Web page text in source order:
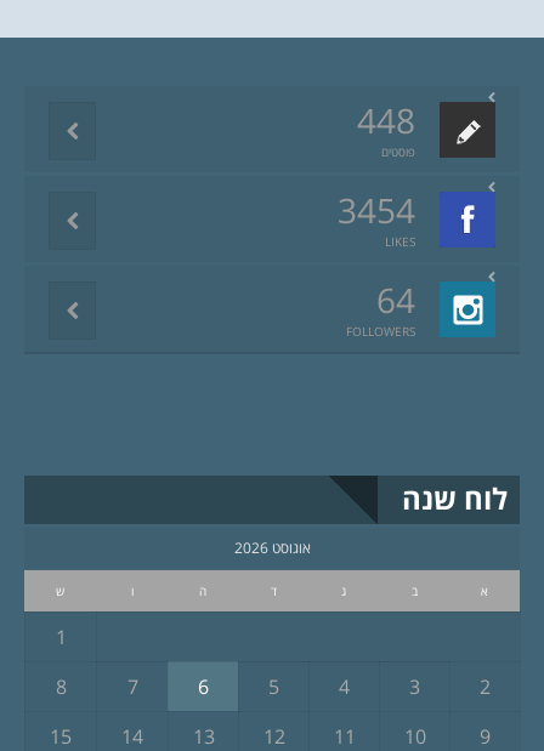
448
פוסטים
3454
LIKES
64
FOLLOWERS
לוח שנה
אוגוסט 2026
א ב ג ד ה ו ש
1
2
3
4
5
6
7
8
9
10
11
12
13
14
15